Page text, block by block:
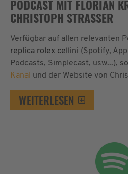
PODCAST MIT FLORIAN
CHRISTOPH STRASSER
Verfügbar auf allen relevanten
replica rolex cellini (Spotify,
Podcasts, Simplecast, usw...),
Kanal und der Website von
WEITERLESEN